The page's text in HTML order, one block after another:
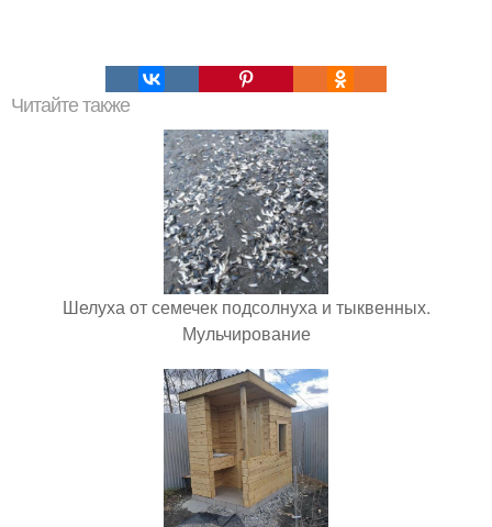
Читайте также
Шелуха от семечек подсолнуха и тыквенных.
Мульчирование